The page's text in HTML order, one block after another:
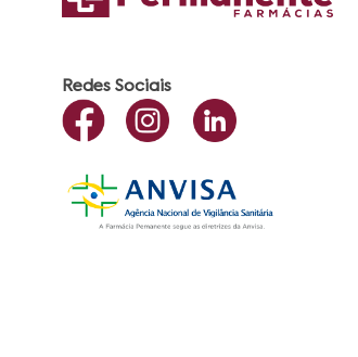
Redes Sociais